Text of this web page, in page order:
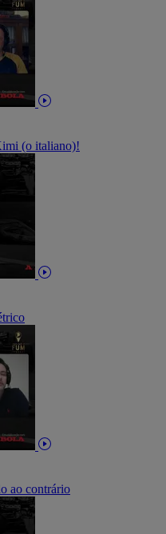
(o italiano)!
ao contrário